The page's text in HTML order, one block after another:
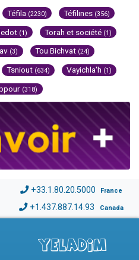
Téfila (2230) Téfilines (356)
(1) Torah et société (1)
(3) Tou Bichvat (24)
Tsniout (634) Vayichla'h (1)
(318)
+33.1.80.20.5000 France
+1.437.887.14.93 Canada